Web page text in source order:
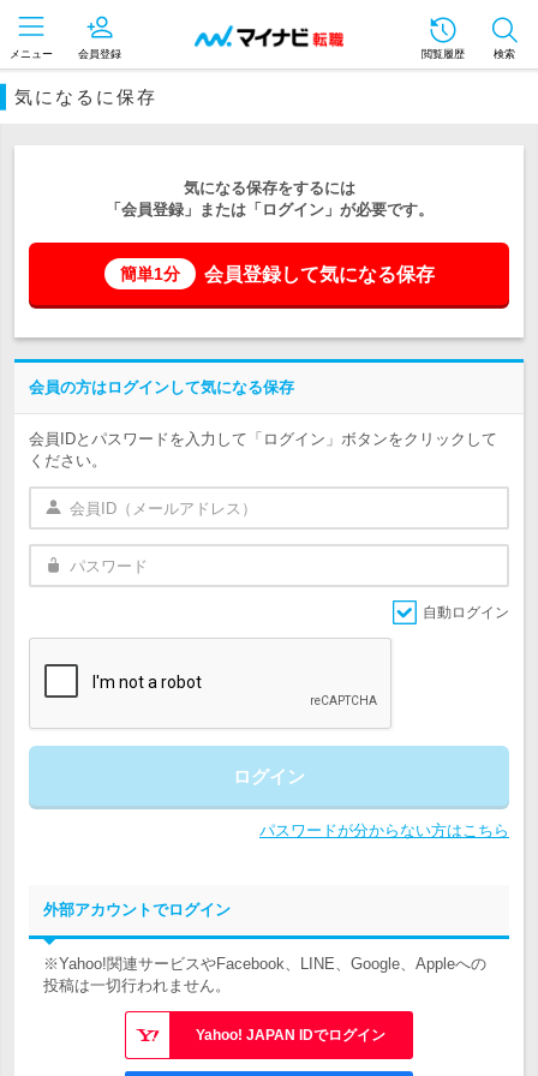
メニュー 会員登録 閲覧履歴 検索
気になるに保存
気になる保存をするには
「会員登録」または「ログイン」が必要です。
簡単1分 会員登録して気になる保存
会員の方はログインして気になる保存
会員IDとパスワードを入力して「ログイン」ボタンをクリックして
ください。
自動ログイン
ログイン
パスワードが分からない方はこちら
外部アカウントでログイン
※Yahoo!関連サービスやFacebook、LINE、Google、Appleへの
投稿は一切行われません。
Yahoo! JAPAN IDでログイン